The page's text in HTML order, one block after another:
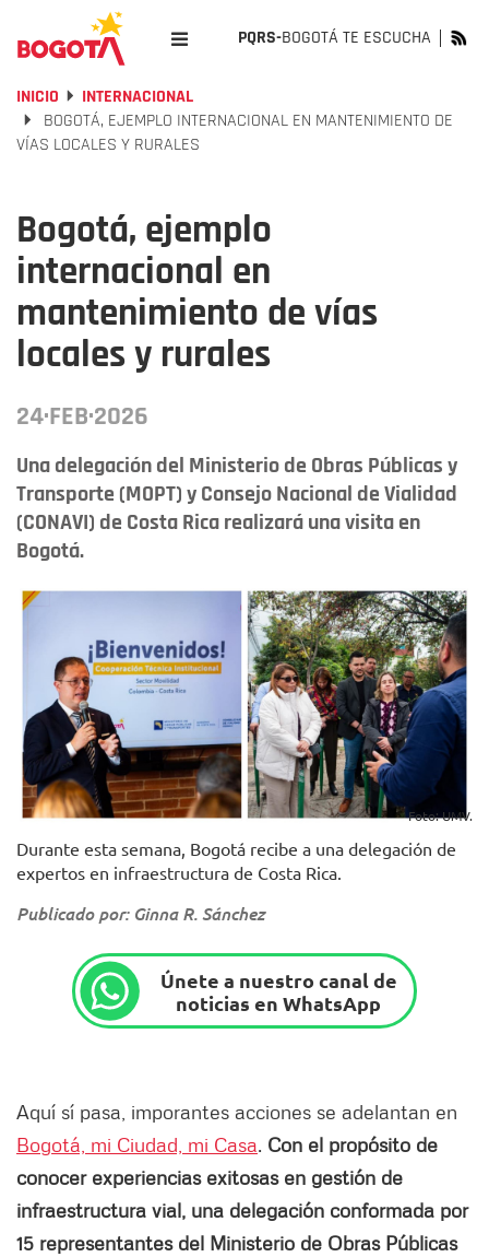
PQRS-BOGOTÁ TE ESCUCHA
INICIO
INTERNACIONAL
BOGOTÁ, EJEMPLO INTERNACIONAL EN MANTENIMIENTO DE
VÍAS LOCALES Y RURALES
Bogotá, ejemplo
internacional en
mantenimiento de vías
locales y rurales
24·FEB·2026
Una delegación del Ministerio de Obras Públicas y
Transporte (MOPT) y Consejo Nacional de Vialidad
(CONAVI) de Costa Rica realizará una visita en
Bogotá.
Foto: UMV.
Durante esta semana, Bogotá recibe a una delegación de
expertos en infraestructura de Costa Rica.
Publicado por: Ginna R. Sánchez
Únete a nuestro canal de
noticias en WhatsApp
Aquí sí pasa, imporantes acciones se adelantan en
Bogotá, mi Ciudad, mi Casa. Con el propósito de
conocer experiencias exitosas en gestión de
infraestructura vial, una delegación conformada por
15 representantes del Ministerio de Obras Públicas